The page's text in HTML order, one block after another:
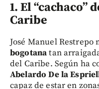
1. El “cachaco”
Caribe
José Manuel
bogotanatan
del Caribe. Según ha
Abelardo De la
capaz de estar en